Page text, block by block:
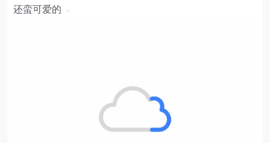
还蛮可爱的